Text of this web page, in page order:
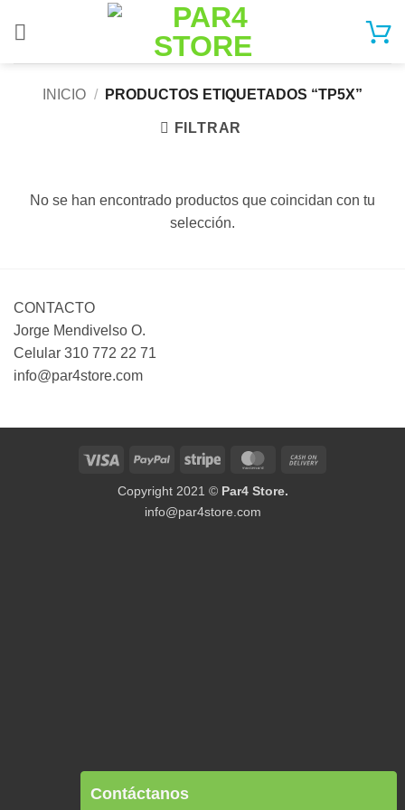
INICIO / PRODUCTOS ETIQUETADOS “TP5X”
FILTRAR
No se han encontrado productos que coincidan con tu
selección.
CONTACTO
Jorge Mendivelso O.
Celular 310 772 22 71
info@par4store.com
Visa PayPal Stripe MasterCard
Copyright 2021 © Par4 Store.
info@par4store.com
Contáctanos